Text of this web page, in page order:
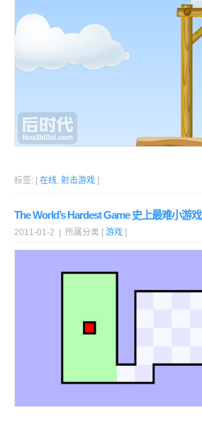
标签: [ 在线, 射击游戏 ]
The World’s Hardest Game 史上最难小游戏
2011-01-2 | 所属分类 [ 游戏 ]